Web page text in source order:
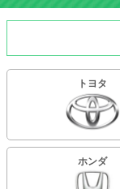
トヨタ
ホンダ